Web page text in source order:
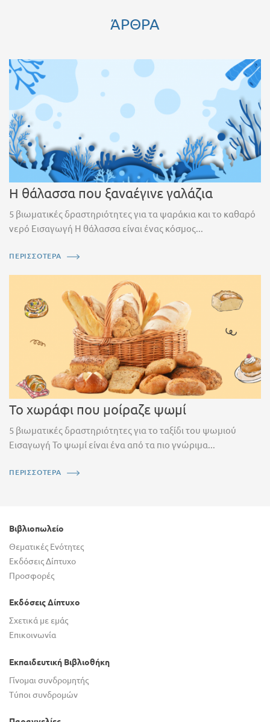
ΆΡΘΡΑ
Η θάλασσα που ξαναέγινε γαλάζια
5 βιωματικές δραστηριότητες για τα ψαράκια και το καθαρό
νερό Εισαγωγή Η θάλασσα είναι ένας κόσμος...
ΠΕΡΙΣΣΟΤΕΡΑ
Το χωράφι που μοίραζε ψωμί
5 βιωματικές δραστηριότητες για το ταξίδι του ψωμιού
Εισαγωγή Το ψωμί είναι ένα από τα πιο γνώριμα...
ΠΕΡΙΣΣΟΤΕΡΑ
Βιβλιοπωλείο
Θεματικές Ενότητες
Εκδόσεις Δίπτυχο
Προσφορές
Εκδόσεις Δίπτυχο
Σχετικά με εμάς
Επικοινωνία
Εκπαιδευτική Βιβλιοθήκη
Γίνομαι συνδρομητής
Τύποι συνδρομών